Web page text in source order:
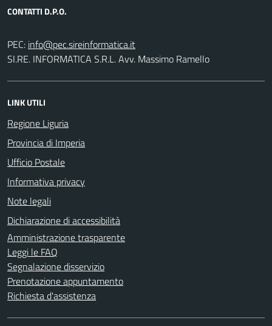
CONTATTI D.P.O.
PEC:
SI.RE. INFORMATICA S.R.L. Avv. Massimo Ramello
LINK UTILI
Regione Liguria
Provincia di Imperia
Ufficio Postale
Informativa privacy
Note legali
Dichiarazione di accessibilità
Amministrazione trasparente
Leggi le FAQ
Segnalazione disservizio
Prenotazione appuntamento
Richiesta d'assistenza